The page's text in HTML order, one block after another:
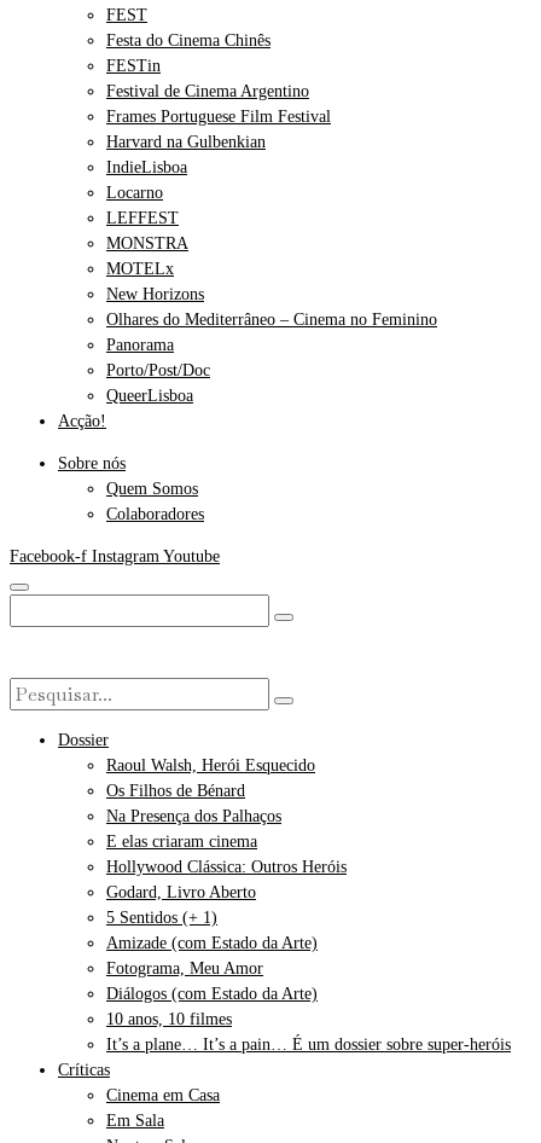
FEST
Festa do Cinema Chinês
FESTin
Festival de Cinema Argentino
Frames Portuguese Film Festival
Harvard na Gulbenkian
IndieLisboa
Locarno
LEFFEST
MONSTRA
MOTELx
New Horizons
Olhares do Mediterrâneo – Cinema no Feminino
Panorama
Porto/Post/Doc
QueerLisboa
Acção!
Sobre nós
Quem Somos
Colaboradores
Facebook-f Instagram Youtube
Dossier
Raoul Walsh, Herói Esquecido
Os Filhos de Bénard
Na Presença dos Palhaços
E elas criaram cinema
Hollywood Clássica: Outros Heróis
Godard, Livro Aberto
5 Sentidos (+ 1)
Amizade (com Estado da Arte)
Fotograma, Meu Amor
Diálogos (com Estado da Arte)
10 anos, 10 filmes
It’s a plane… It’s a pain… É um dossier sobre super-heróis
Críticas
Cinema em Casa
Em Sala